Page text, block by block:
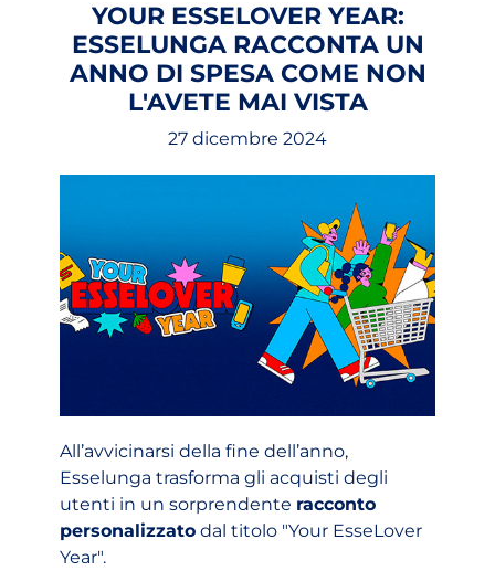
YOUR ESSELOVER YEAR:
ESSELUNGA RACCONTA UN
ANNO DI SPESA COME NON
L'AVETE MAI VISTA
27 dicembre 2024
All’avvicinarsi della fine dell’anno,
Esselunga trasforma gli acquisti degli
utenti in un sorprendente racconto
personalizzato dal titolo "Your EsseLover
Year".